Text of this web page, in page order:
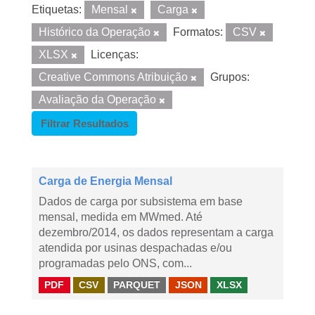
Etiquetas: Mensal
Carga
Histórico da Operação
Formatos:
CSV
XLSX
Licenças:
Creative Commons Atribuição
Grupos:
Avaliação da Operação
Filtrar Resultados
Carga de Energia Mensal
Dados de carga por subsistema em base
mensal, medida em MWmed. Até
dezembro/2014, os dados representam a carga
atendida por usinas despachadas e/ou
programadas pelo ONS, com...
PDF CSV PARQUET JSON XLSX